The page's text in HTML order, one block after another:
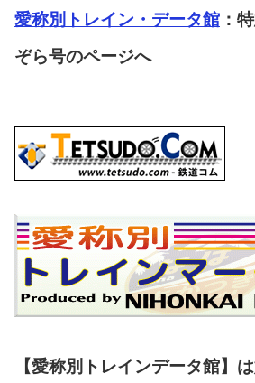
愛称別トレイン・データ館 ：
ぞら号のページへ
【愛称別トレインデータ館】